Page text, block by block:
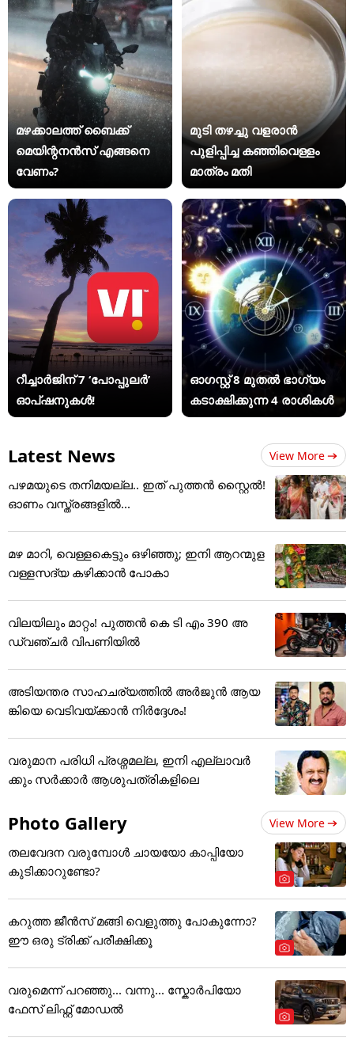
മഴക്കാലത്ത് ബൈക്ക്
മെയിന്റനൻസ് എങ്ങനെ
വേണം?
മുടി തഴച്ചു വളരാൻ
പുളിപ്പിച്ച കഞ്ഞിവെള്ളം
മാത്രം മതി
റീച്ചാർജിന് 7 ‘പോപ്പുലർ’
ഓപ്ഷനുകൾ!
ഓഗസ്റ്റ് 8 മുതൽ ഭാഗ്യം
കടാക്ഷിക്കുന്ന 4 രാശികൾ
Latest News View More
പഴമയുടെ തനിമയല്ല.. ഇത് പുത്തൻ സ്റ്റൈൽ!
ഓണം വസ്ത്രങ്ങളിൽ...
മഴ മാറി, വെള്ളകെട്ടും ഒഴിഞ്ഞു; ഇനി ആറന്മുള
വള്ളസദ്യ കഴിക്കാൻ പോകാ
വിലയിലും മാറ്റം! പുത്തൻ കെ ടി എം 390 അ
ഡ്വഞ്ചർ വിപണിയിൽ
അടിയന്തര സാഹചര്യത്തിൽ അർജുൻ ആയ
ങ്കിയെ വെടിവയ്ക്കാൻ നിർദ്ദേശം!
വരുമാന പരിധി പ്രശ്നമല്ല, ഇനി എല്ലാവർ
ക്കും സർക്കാർ ആശുപത്രികളിലെ
Photo Gallery View More
തലവേദന വരുമ്പോൾ ചായയോ കാപ്പിയോ
കുടിക്കാറുണ്ടോ?
കറുത്ത ജീൻസ് മങ്ങി വെളുത്തു പോകുന്നോ?
ഈ ഒരു ട്രിക്ക് പരീക്ഷിക്കൂ
വരുമെന്ന് പറഞ്ഞു... വന്നു... സ്കോർപിയോ
ഫേസ് ലിഫ്റ്റ് മോഡൽ